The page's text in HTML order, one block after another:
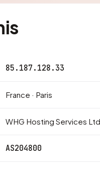
85.187.128.33
France · Paris
WHG Hosting Services Ltd
AS204800